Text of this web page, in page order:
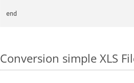
Conversion simple XLS